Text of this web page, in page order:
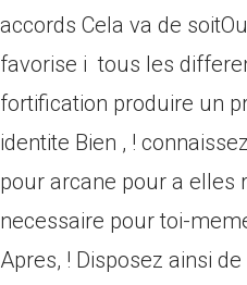
accords Cela va de
favorise i tous les
fortification produire un
identite Bien , !
pour arcane pour a elles
necessaire pour toi-
Apres, ! Disposez ainsi